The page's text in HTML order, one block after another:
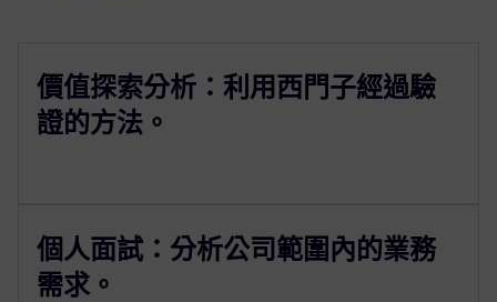
價值探索分析：利用西門子經過驗
證的方法。
個人面試：分析公司範圍內的業務
需求。